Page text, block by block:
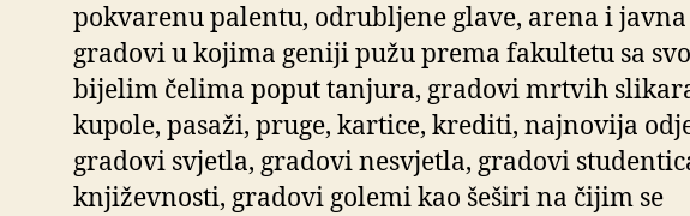
pokvarenu palentu, odrubljene glave, arena i javna
gradovi u kojima geniji pužu prema fakultetu sa
bijelim čelima poput tanjura, gradovi mrtvih
kupole, pasaži, pruge, kartice, krediti, najnovija
gradovi svjetla, gradovi nesvjetla, gradovi
književnosti, gradovi golemi kao šeširi na čijim se